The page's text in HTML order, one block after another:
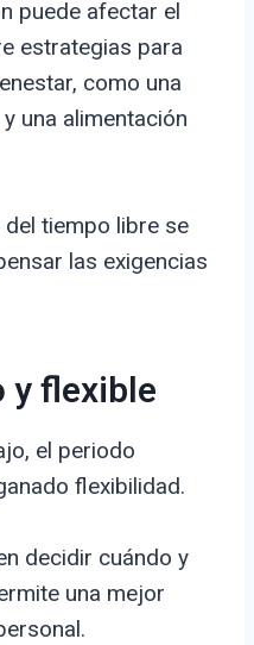
puede afectar el
estrategias para
como una
una alimentación
tiempo libre se
las exigencias
y flexible
el periodo
flexibilidad.
decidir cuándo y
una mejor